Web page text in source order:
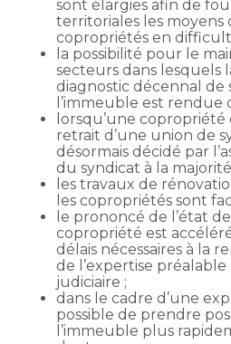
sont élargies afin de
territoriales les moyens
copropriétés en
la possibilité pour le
secteurs dans lesquels
diagnostic décennal
l’immeuble est rendue
lorsqu’une
retrait d’une union de
désormais décidé par
du syndicat à la
les travaux de
les copropriétés sont
le prononcé de l’état
copropriété est
délais nécessaires à la
de l’expertise
judiciaire ;
dans le cadre d’une
possible de prendre
l’immeuble plus